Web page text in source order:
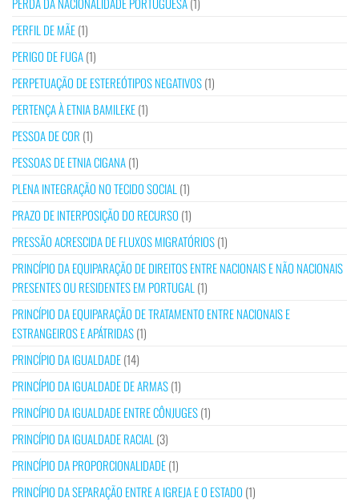
PERFIL DE MÃE(1)
PERIGO DE FUGA(1)
PERPETUAÇÃO DE ESTEREÓTIPOS NEGATIVOS(1)
PERTENÇA À ETNIA BAMILEKE(1)
PESSOA DE COR (1)
PESSOAS DE ETNIA CIGANA(1)
PLENA INTEGRAÇÃO NO TECIDO SOCIAL (1)
PRAZO DE INTERPOSIÇÃO DO RECURSO (1)
PRESSÃO ACRESCIDA DE FLUXOS MIGRATÓRIOS(1)
PRINCÍPIO DA EQUIPARAÇÃO DE DIREITOS ENTRE NACIONAIS E NÃO NACIONAIS
PRESENTES OU RESIDENTES EM PORTUGAL (1)
PRINCÍPIO DA EQUIPARAÇÃO DE TRATAMENTO ENTRE NACIONAIS E
ESTRANGEIROS E APÁTRIDAS(1)
PRINCÍPIO DA IGUALDADE(14)
PRINCÍPIO DA IGUALDADE DE ARMAS(1)
PRINCÍPIO DA IGUALDADE ENTRE CÔNJUGES(1)
PRINCÍPIO DA IGUALDADE RACIAL (3)
PRINCÍPIO DA PROPORCIONALIDADE(1)
PRINCÍPIO DA SEPARAÇÃO ENTRE A IGREJA E O ESTADO (1)